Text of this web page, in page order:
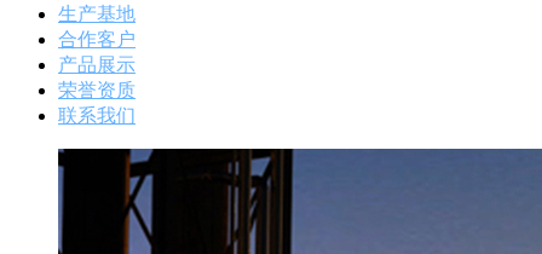
生产基地
合作客户
产品展示
荣誉资质
联系我们